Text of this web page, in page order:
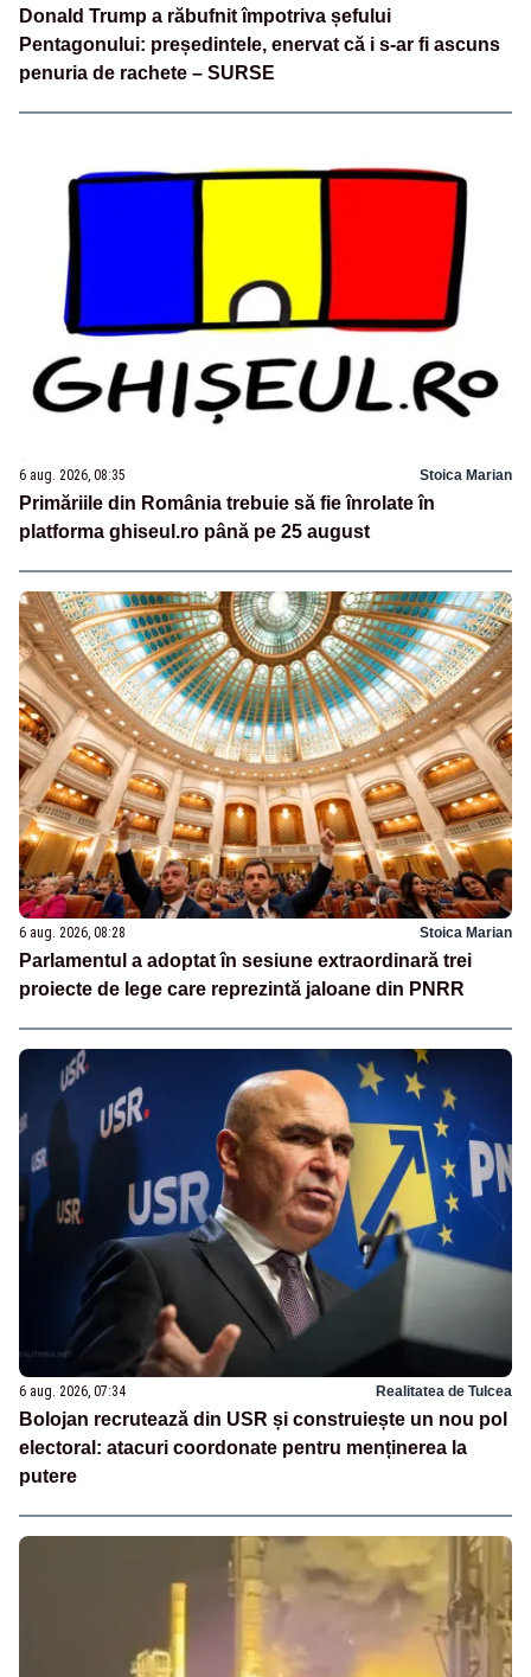
Donald Trump a răbufnit împotriva șefului
Pentagonului: președintele, enervat că i s-ar fi ascuns
penuria de rachete – SURSE
6 aug. 2026, 08:35 Stoica Marian
Primăriile din România trebuie să fie înrolate în
platforma ghiseul.ro până pe 25 august
6 aug. 2026, 08:28 Stoica Marian
Parlamentul a adoptat în sesiune extraordinară trei
proiecte de lege care reprezintă jaloane din PNRR
6 aug. 2026, 07:34 Realitatea de Tulcea
Bolojan recrutează din USR și construiește un nou pol
electoral: atacuri coordonate pentru menținerea la
putere